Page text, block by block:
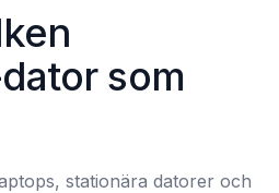
som
stationära datorer och